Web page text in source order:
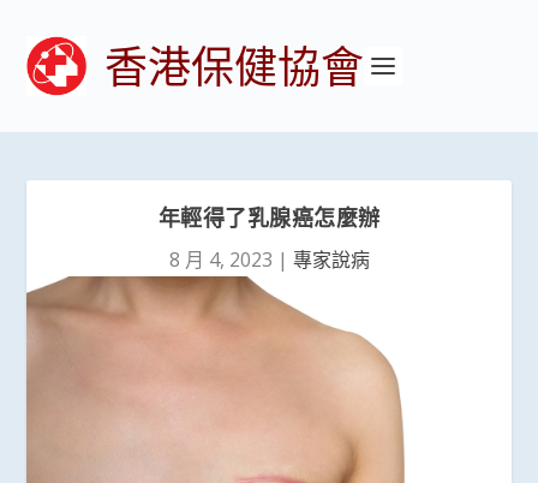
香港保健協會
年輕得了乳腺癌怎麼辦
8 月 4, 2023 | 專家說病